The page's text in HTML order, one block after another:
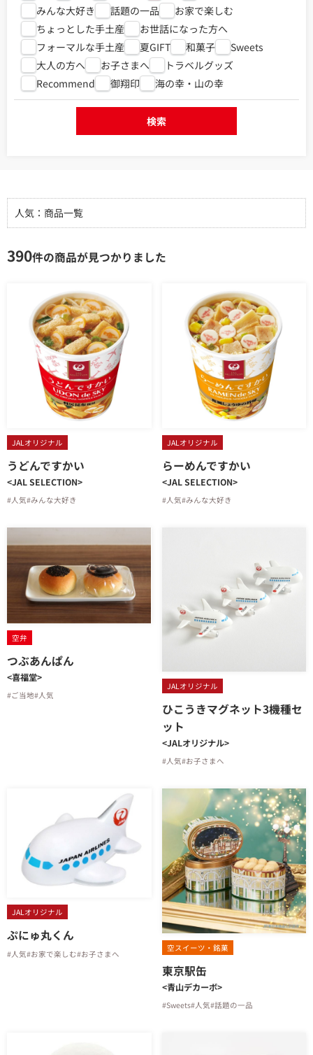
みんな大好き
話題の一品
お家で楽しむ
ちょっとした手土産
お世話になった方へ
フォーマルな手土産
夏GIFT 和菓子
Sweets
大人の方へ
お子さまへ
トラベルグッズ
Recommend
御翔印 海の幸・山の幸
検索
人気：商品一覧
390件の商品が見つかりました
JALオリジナル
うどんですかい
<JAL SELECTION>
#人気#みんな大好き
JALオリジナル
らーめんですかい
<JAL SELECTION>
#人気#みんな大好き
空弁
つぶあんぱん
<喜福堂>
#ご当地#人気
JALオリジナル
ひこうきマグネット3機種セ
ット
<JALオリジナル>
#人気#お子さまへ
JALオリジナル
ぷにゅ丸くん
#人気#お家で楽しむ#お子さまへ
空スイーツ・銘菓
東京駅缶
<青山デカーボ>
#Sweets#人気#話題の一品